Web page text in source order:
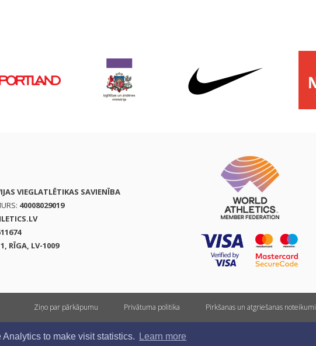
to make visit statistics. Learn more
VIEGLATLĒTIKAS SAVIENĪBA
40008029019
RĪGA, LV-1009
Ziņo par pārkāpumu Privātuma politika Pirkšanas un atgriešanas noteikumi
Visas tiesības rezervētas. Pārpublicēšanas gadījumā saite uz athletics.lv ir obligāta.